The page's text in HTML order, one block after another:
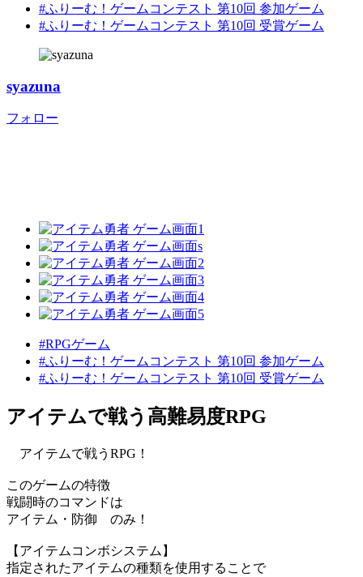
#ふりーむ！ゲームコンテスト 第10回 参加ゲーム
#ふりーむ！ゲームコンテスト 第10回 受賞ゲーム
syazuna
フォロー
#RPGゲーム
#ふりーむ！ゲームコンテスト 第10回 参加ゲーム
#ふりーむ！ゲームコンテスト 第10回 受賞ゲーム
アイテムで戦う高難易度RPG
アイテムで戦うRPG！
このゲームの特徴
戦闘時のコマンドは
アイテム・防御 のみ！
【アイテムコンボシステム】
指定されたアイテムの種類を使用することで